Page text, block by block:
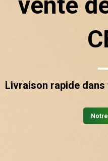
Livraison rapide